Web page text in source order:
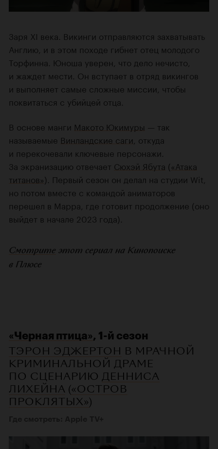
Заря XI века. Викинги отправляются захватывать
Англию, и в этом походе гибнет отец молодого
Торфинна. Юноша уверен, что дело нечисто,
и жаждет мести. Он вступает в отряд викингов
и выполняет самые сложные миссии, чтобы
поквитаться с убийцей отца.
В основе манги Макото Юкимуры — так
называемые Винландские саги, откуда
и перекочевали ключевые персонажи.
За экранизацию отвечает Сюхэй Ябута («Атака
титанов»). Первый сезон он делал на студии Wit,
но потом вместе с командой аниматоров
перешел в Mappa, где готовит продолжение (оно
выйдет в начале 2023 года).
Смотрите этот сериал на Кинопоиске
в Плюсе
«Черная птица», 1-й сезон
ТЭРОН ЭДЖЕРТОН В МРАЧНОЙ
КРИМИНАЛЬНОЙ ДРАМЕ
ПО СЦЕНАРИЮ ДЕННИСА
ЛИХЕЙНА («ОСТРОВ
ПРОКЛЯТЫХ»)